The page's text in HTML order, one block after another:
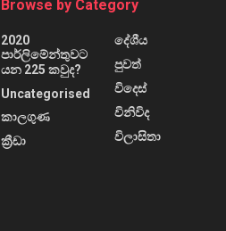
Browse by Category
2020
පාර්ලිමේන්තුවට
යන 225 කවුද?
Uncategorised
කාලගුණ
ක්‍රීඩා
දේශීය
පුවත්
විදෙස්
විනිවිද
විලාසිතා